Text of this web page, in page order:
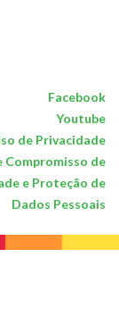
Facebook
Youtube
de Privacidade
Compromisso de
e Proteção de
Dados Pessoais